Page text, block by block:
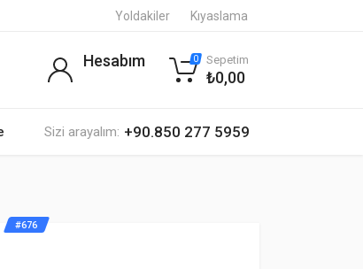
Yoldakiler Kıyaslama
Sizi arayalım: +90.850 277 5959
Hesabım 0 Sepetim
₺0,00
#676